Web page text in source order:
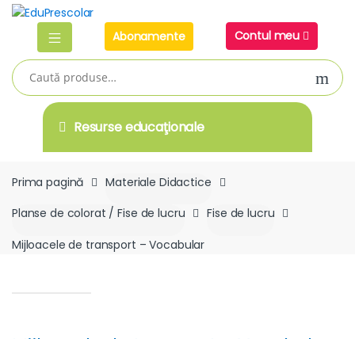
Skip
navigation
Skip
Abonamente
Contul meu
Caută
după:
Resurse educaţionale
Prima pagină
Materiale Didactice
Planse de colorat / Fise de lucru
Fise de lucru
Mijloacele de transport – Vocabular